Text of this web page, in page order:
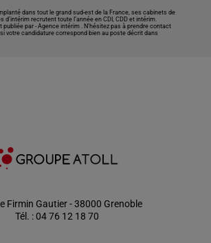
dans tout le grand sud-est de la France, ses cabinets de
d’intérim recrutent toute l’année en CDI, CDD et intérim.
publiée par -Agence intérim . N’hésitez pas à prendre contact
votre candidature correspond bien au poste décrit dans
Firmin Gautier - 38000 Grenoble
Tél. : 04 76 12 18 70